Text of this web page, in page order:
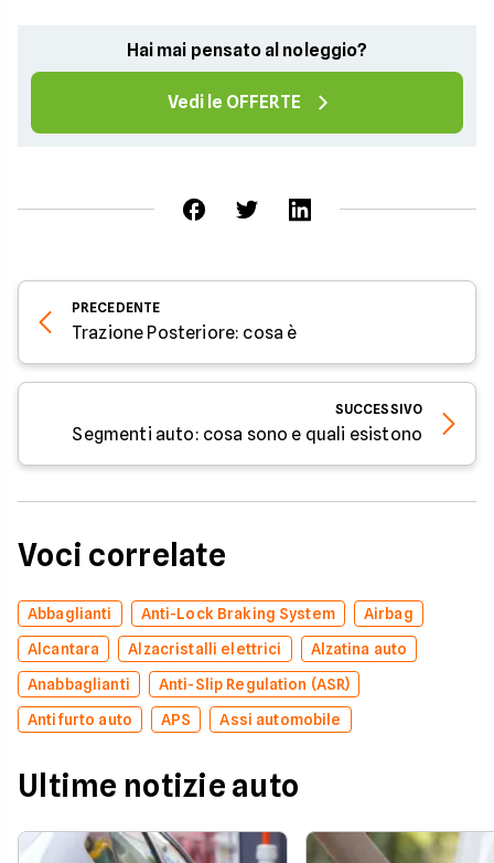
Hai mai pensato al noleggio?
Vedi le OFFERTE
PRECEDENTE
Trazione Posteriore: cosa è
SUCCESSIVO
Segmenti auto: cosa sono e quali esistono
Voci correlate
Abbaglianti Anti-Lock Braking System
Airbag
Alcantara
Alzacristalli elettrici
Alzatina auto
Anabbaglianti
Anti-Slip Regulation (ASR)
Antifurto auto
APS Assi automobile
Ultime notizie auto